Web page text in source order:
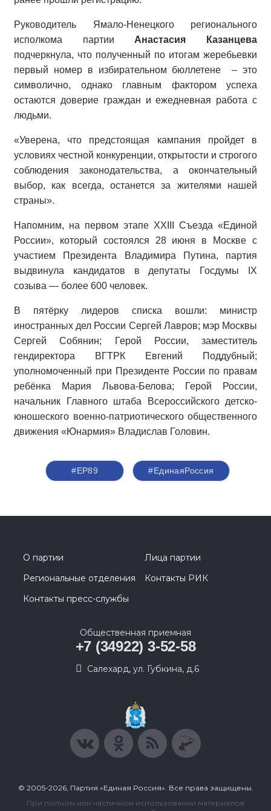
Руководитель Ямало-Ненецкого регионального
исполкома партии Анастасия Казанцева
подчеркнула, что полученный по итогам жеребьевки
первый номер в избирательном бюллетене
– это
символично, однако главным фактором успеха
остаются доверие граждан и ежедневная работа с
людьми.
«Уверена, что предстоящая кампания пройдет в
условиях честной конкуренции, открытости и строгого
соблюдения законодательства, а окончательный
выбор, как всегда, останется за жителями нашей
страны».
Напомним, на первом этапе XXIII Съезда «Единой
России», который состоялся 28 июня в Москве с
участием Президента Владимира Путина, партия
выдвинула кандидатов в депутаты Госдумы IX
созыва — более 600 человек.
В пятёрку лидеров списка вошли: министр
иностранных дел России Сергей Лавров; мэр Москвы
Сергей Собянин; Герой России, заместитель
гендиректора ВГТРК Евгений Поддубный;
уполномоченный при Президенте России по правам
ребёнка Мария Львова-Белова; Герой России,
начальник Главного штаба Всероссийского детско-
юношеского военно-патриотического общественного
движения «Юнармия» Владислав Головин.
#ЕР89 #‎ЕдинаяРоссия
О партии
Лица партии
Региональные отделения
Контакты РИК
Контакты пресс-службы
Общественная приемная
+7 (34922) 3-52-58
Салехард, ул. Губкина, д.6
© 2005-2026, Партия «Единая Россия». Все права защищены.
При полном или частичном использовании материалов